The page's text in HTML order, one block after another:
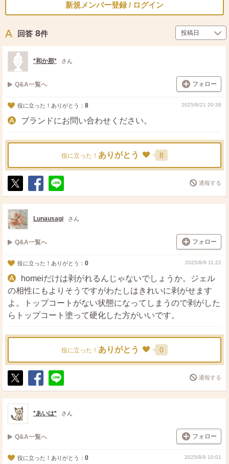
新規メンバー登録 / ログイン
回答 8件
*和か那* さん
Q&A一覧へ フォロー
役に立った！ありがとう： 8 2025/8/21 20:38
ブランドにお問い合わせください。
役に立った！ ありがとう 8
ポ
ス
ト
シ
ェ
送
る
通報する
Lunausagi さん
Q&A一覧へ フォロー
役に立った！ありがとう： 0 2025/8/9 11:22
homeiだけは剥がれるんじゃないでしょうか。ジェル
の相性にもよりそうですがわたしはきれいに剥がせます
よ。トップコートがない状態になってしまうので剥がした
らトップコート塗って硬化した方がいいです。
役に立った！ ありがとう 0
ポ
ス
ト
シ
ェ
送
る
通報する
*あいは* さん
Q&A一覧へ フォロー
役に立った！ありがとう： 0 2025/8/9 10:01